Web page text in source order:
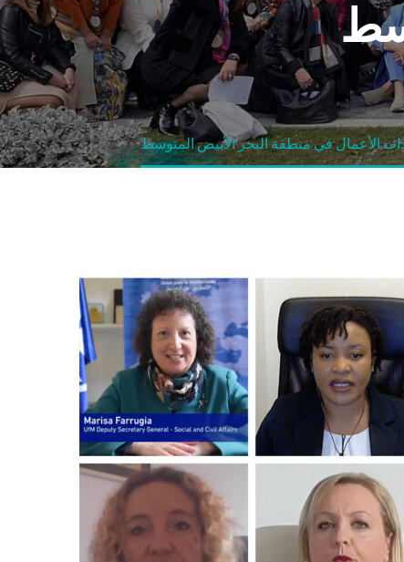
الأعمال في منطقة البحر الأبيض المتوسط